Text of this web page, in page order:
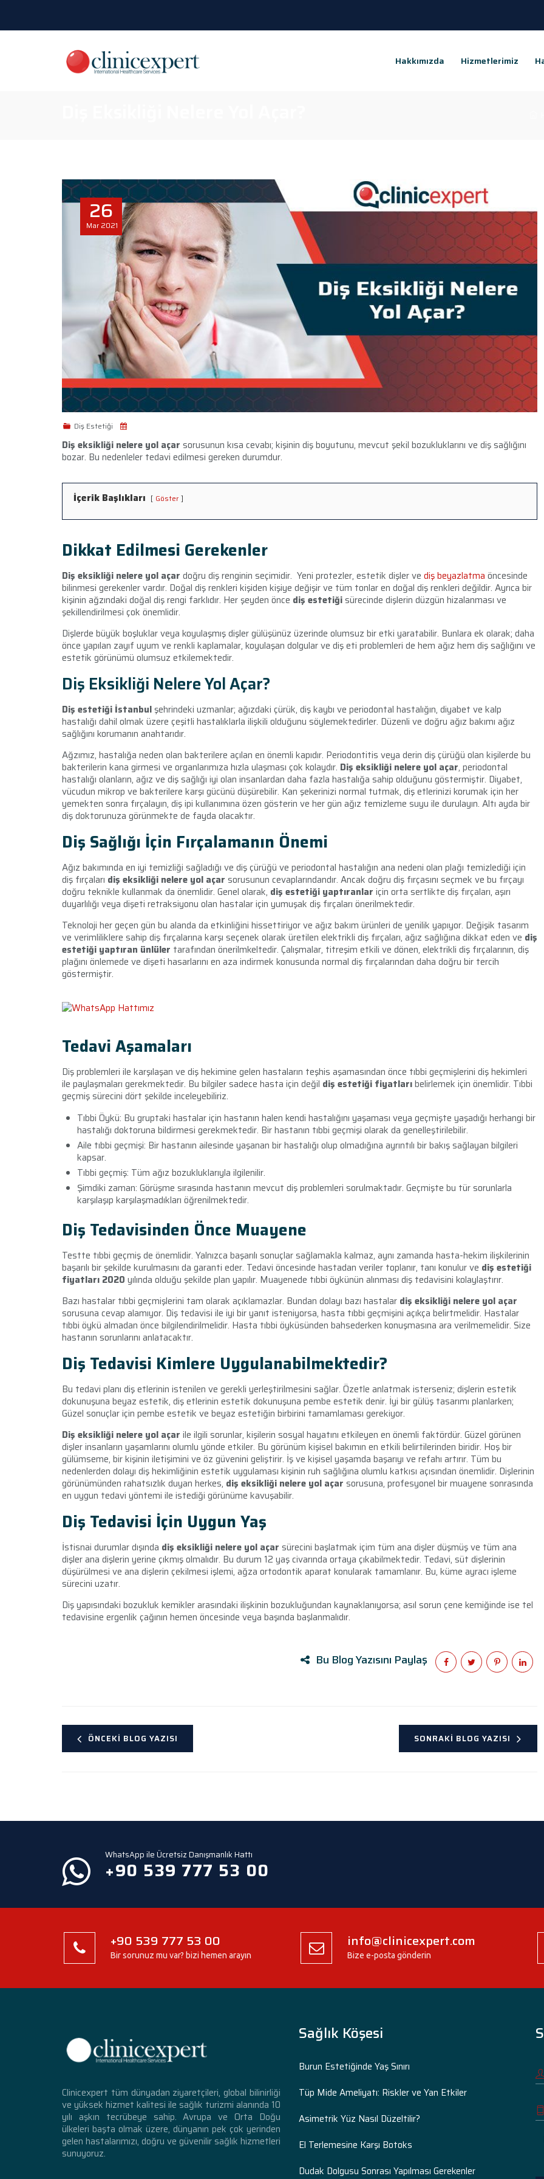
Hakkımızda Hizmetlerimiz
26
Mar 2021
Diş Estetiği
Diş eksikliği nelere yol açar sorusunun kısa cevabı; kişinin diş boyutunu, mevcut şekil bozukluklarını ve diş sağlığını
bozar. Bu nedenleler tedavi edilmesi gereken durumdur.
İçerik Başlıkları Göster
Dikkat Edilmesi Gerekenler
Diş eksikliği nelere yol açar doğru diş renginin seçimidir. Yeni protezler, estetik dişler ve diş beyazlatma öncesinde
bilinmesi gerekenler vardır. Doğal diş renkleri kişiden kişiye değişir ve tüm tonlar en doğal diş renkleri değildir. Ayrıca bir
kişinin ağzındaki doğal diş rengi farklıdır. Her şeyden önce diş estetiğisürecinde dişlerin düzgün hizalanması ve
şekillendirilmesi çok önemlidir.
Dişlerde büyük boşluklar veya koyulaşmış dişler gülüşünüz üzerinde olumsuz bir etki yaratabilir. Bunlara ek olarak; daha
önce yapılan zayıf uyum ve renkli kaplamalar, koyulaşan dolgular ve diş eti problemleri de hem ağız hem diş sağlığını ve
estetik görünümü olumsuz etkilemektedir.
Diş Eksikliği Nelere Yol Açar?
Diş estetiği İstanbulşehrindeki uzmanlar; ağızdaki çürük, diş kaybı ve periodontal hastalığın, diyabet ve kalp
hastalığı dahil olmak üzere çeşitli hastalıklarla ilişkili olduğunu söylemektedirler. Düzenli ve doğru ağız bakımı ağız
sağlığını korumanın anahtarıdır.
Ağzımız, hastalığa neden olan bakterilere açılan en önemli kapıdır. Periodontitis veya derin diş çürüğü olan kişilerde bu
bakterilerin kana girmesi ve organlarımıza hızla ulaşması çok kolaydır. Diş eksikliği nelere yol açar, periodontal
hastalığı olanların, ağız ve diş sağlığı iyi olan insanlardan daha fazla hastalığa sahip olduğunu göstermiştir. Diyabet,
vücudun mikrop ve bakterilere karşı gücünü düşürebilir. Kan şekerinizi normal tutmak, diş etlerinizi korumak için her
yemekten sonra fırçalayın, diş ipi kullanımına özen gösterin ve her gün ağız temizleme suyu ile durulayın. Altı ayda bir
diş doktorunuza görünmekte de fayda olacaktır.
Diş Sağlığı İçin Fırçalamanın Önemi
Ağız bakımında en iyi temizliği sağladığı ve diş çürüğü ve periodontal hastalığın ana nedeni olan plağı temizlediği için
diş fırçaları diş eksikliği nelere yol açar sorusunun cevaplarındandır. Ancak doğru diş fırçasını seçmek ve bu fırçayı
doğru teknikle kullanmak da önemlidir. Genel olarak, diş estetiği yaptıranlar için orta sertlikte diş fırçaları, aşırı
duyarlılığı veya dişeti retraksiyonu olan hastalar için yumuşak diş fırçaları önerilmektedir.
Teknoloji her geçen gün bu alanda da etkinliğini hissettiriyor ve ağız bakım ürünleri de yenilik yapıyor. Değişik tasarım
ve verimliliklere sahip diş fırçalarına karşı seçenek olarak üretilen elektrikli diş fırçaları, ağız sağlığına dikkat eden ve diş
estetiği yaptıran ünlüler tarafından önerilmkeltedir. Çalışmalar, titreşim etkili ve dönen, elektrikli diş fırçalarının, diş
plağını önlemede ve dişeti hasarlarını en aza indirmek konusunda normal diş fırçalarından daha doğru bir tercih
göstermiştir.
Tedavi Aşamaları
Diş problemleri ile karşılaşan ve diş hekimine gelen hastaların teşhis aşamasından önce tıbbi geçmişlerini diş hekimleri
ile paylaşmaları gerekmektedir. Bu bilgiler sadece hasta için değil diş estetiği fiyatlarıbelirlemek için önemlidir. Tıbbi
geçmiş sürecini dört şekilde inceleyebiliriz.
Tıbbi Öykü: Bu gruptaki hastalar için hastanın halen kendi hastalığını yaşaması veya geçmişte yaşadığı herhangi bir
hastalığı doktoruna bildirmesi gerekmektedir. Bir hastanın tıbbi geçmişi olarak da genelleştirilebilir.
Aile tıbbi geçmişi: Bir hastanın ailesinde yaşanan bir hastalığı olup olmadığına ayrıntılı bir bakış sağlayan bilgileri
kapsar.
Tıbbi geçmiş: Tüm ağız bozukluklarıyla ilgilenilir.
Şimdiki zaman: Görüşme sırasında hastanın mevcut diş problemleri sorulmaktadır. Geçmişte bu tür sorunlarla
karşılaşıp karşılaşmadıkları öğrenilmektedir.
Diş Tedavisinden Önce Muayene
Testte tıbbi geçmiş de önemlidir. Yalnızca başarılı sonuçlar sağlamakla kalmaz, aynı zamanda hasta-hekim ilişkilerinin
başarılı bir şekilde kurulmasını da garanti eder. Tedavi öncesinde hastadan veriler toplanır, tanı konulur ve diş estetiği
fiyatları 2020 yılında olduğu şekilde plan yapılır. Muayenede tıbbi öykünün alınması diş tedavisini kolaylaştırır.
Bazı hastalar tıbbi geçmişlerini tam olarak açıklamazlar. Bundan dolayı bazı hastalar diş eksikliği nelere yol açar
sorusuna cevap alamıyor. Diş tedavisi ile iyi bir yanıt isteniyorsa, hasta tıbbi geçmişini açıkça belirtmelidir. Hastalar
tıbbi öykü almadan önce bilgilendirilmelidir. Hasta tıbbi öyküsünden bahsederken konuşmasına ara verilmemelidir. Size
hastanın sorunlarını anlatacaktır.
Diş Tedavisi Kimlere Uygulanabilmektedir?
Bu tedavi planı diş etlerinin istenilen ve gerekli yerleştirilmesini sağlar. Özetle anlatmak isterseniz; dişlerin estetik
dokunuşuna beyaz estetik, diş etlerinin estetik dokunuşuna pembe estetik denir. İyi bir gülüş tasarımı planlarken;
Güzel sonuçlar için pembe estetik ve beyaz estetiğin birbirini tamamlaması gerekiyor.
Diş eksikliği nelere yol açar ile ilgili sorunlar, kişilerin sosyal hayatını etkileyen en önemli faktördür. Güzel görünen
dişler insanların yaşamlarını olumlu yönde etkiler. Bu görünüm kişisel bakımın en etkili belirtilerinden biridir. Hoş bir
gülümseme, bir kişinin iletişimini ve öz güvenini geliştirir. İş ve kişisel yaşamda başarıyı ve refahı artırır. Tüm bu
nedenlerden dolayı diş hekimliğinin estetik uygulaması kişinin ruh sağlığına olumlu katkısı açısından önemlidir. Dişlerinin
görünümünden rahatsızlık duyan herkes, diş eksikliği nelere yol açar sorusuna, profesyonel bir muayene sonrasında
en uygun tedavi yöntemi ile istediği görünüme kavuşabilir.
Diş Tedavisi İçin Uygun Yaş
İstisnai durumlar dışında diş eksikliği nelere yol açar sürecini başlatmak içim tüm ana dişler düşmüş ve tüm ana
dişler ana dişlerin yerine çıkmış olmalıdır. Bu durum 12 yaş civarında ortaya çıkabilmektedir. Tedavi, süt dişlerinin
düşürülmesi ve ana dişlerin çekilmesi işlemi, ağza ortodontik aparat konularak tamamlanır. Bu, küme ayracı işleme
sürecini uzatır.
Diş yapısındaki bozukluk kemikler arasındaki ilişkinin bozukluğundan kaynaklanıyorsa; asıl sorun çene kemiğinde ise tel
tedavisine ergenlik çağının hemen öncesinde veya başında başlanmalıdır.
Bu Blog Yazısını Paylaş
ÖNCEKI BLOG YAZISI SONRAKI BLOG YAZISI
WhatsApp ile Ücretsiz Danışmanlık Hattı
+90 539 777 53 00
+90 539 777 53 00
Bir sorunuz mu var? bizi hemen arayın
info@clinicexpert.com
Bize e-posta gönderin
Clinicexpert tüm dünyadan ziyaretçileri, global bilinirliği
ve yüksek hizmet kalitesi ile sağlık turizmi alanında 10
yılı aşkın tecrübeye sahip. Avrupa ve Orta Doğu
ülkeleri başta olmak üzere, dünyanın pek çok yerinden
gelen hastalarımızı, doğru ve güvenilir sağlık hizmetleri
sunuyoruz.
Sağlık Köşesi
Burun Estetiğinde Yaş Sınırı
Tüp Mide Ameliyatı: Riskler ve Yan Etkiler
Asimetrik Yüz Nasıl Düzeltilir?
El Terlemesine Karşı Botoks
Dudak Dolgusu Sonrası Yapılması Gerekenler